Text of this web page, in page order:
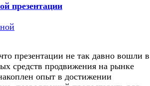
презентации
презентации не так давно вошли в
средств продвижения на рынке
опыт в достижении